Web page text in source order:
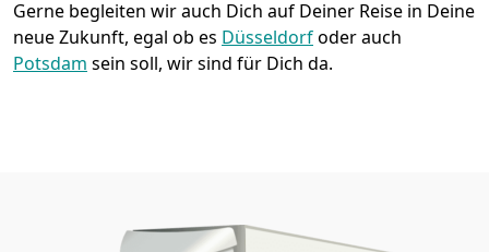
Gerne begleiten wir auch Dich auf Deiner Reise in Deine
neue Zukunft, egal ob es Düsseldorfoder auch
Potsdam sein soll, wir sind für Dich da.